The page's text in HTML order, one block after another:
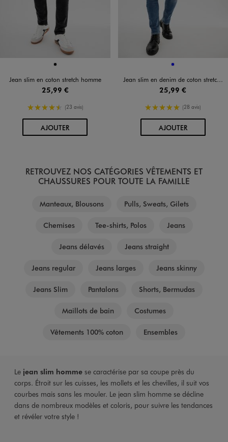
Disponible en 1 coloris
NOIR
Jean slim en coton stretch homme
25,99 €
4.5/5 de moyenne
(23 avis)
AJOUTERAU PANIER
Disponible en 1 coloris
BLEU
Jean slim en denim de coton stretch délavé homme
25,99 €
5/5 de moyenne
(28 avis)
AJOUTERAU PANIER
RETROUVEZ NOS CATÉGORIES VÊTEMENTS ET
CHAUSSURES POUR TOUTE LA FAMILLE
Manteaux, Blousons Pulls, Sweats, Gilets
Chemises Tee-shirts, Polos Jeans
Jeans délavés Jeans straight
Jeans regular Jeans larges Jeans skinny
Jeans Slim Pantalons Shorts, Bermudas
Maillots de bain Costumes
Vêtements 100% coton Ensembles
Le jean slim hommese caractérise par sa coupe près du
corps. Étroit sur les cuisses, les mollets et les chevilles, il suit vos
courbes mais sans les mouler. Le jean slim homme se décline
dans de nombreux modèles et coloris, pour suivre les tendances
et révéler votre style !